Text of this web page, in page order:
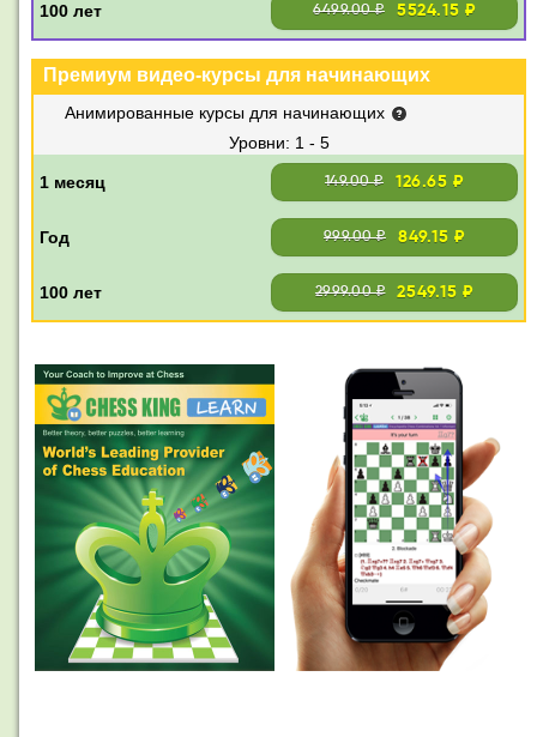
6499.00 ₽ 5524.15 ₽
Премиум видео-курсы для начинающих
Анимированные курсы для начинающих
1 - 5
149.00 ₽ 126.65 ₽
999.00 ₽ 849.15 ₽
2999.00 ₽ 2549.15 ₽